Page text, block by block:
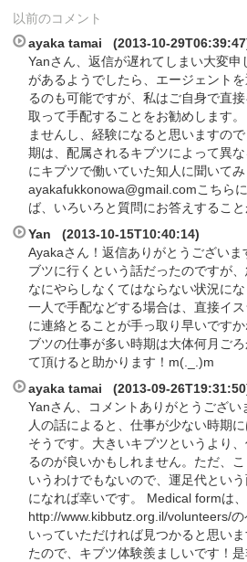
以前のコメント
ayaka tamai (2013-10-
Yanさん、返信が遅れてしまい大変
があるようでしたら、エージェント
るのも可能ですが、私はご自身で直
取って手配することをお勧めします
ませんし、経験になると思いますの
期は、配属されるキブツによって異
にキブツで働いていた知人に聞いて
ayakafukkonowa@gmail.comこちら
ば、いろいろと質問にお答えするこ
Yan (2013-10-15T10:40:14)
Ayakaさん！返信ありがとうござい
ブツに行くという話だったのですが
なにやらしなくてはならない状況に
一人で手配などする場合は、直接イ
に連絡とることが手っ取り早いです
ブツの仕事が多い時期は大体何月ご
て頂けると助かります！m(._.)m
ayaka tamai (2013-09-
Yanさん、コメントありがとうござ
人の話によると、仕事が少ない時期
そうです。大きいキブツというより
るのが良いかもしれません。ただ、
いうわけでもないので、運足代とい
になれば幸いです。 Medical formは
http://www.kibbutz.org.il/volunteers/
いっていただければ見つかると思い
たので、キブツ体験羨ましいです！